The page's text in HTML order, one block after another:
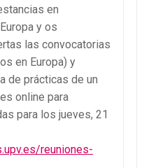
en
y os
las convocatorias
en Europa) y
de prácticas de un
online para
para los jueves, 21
reuniones-